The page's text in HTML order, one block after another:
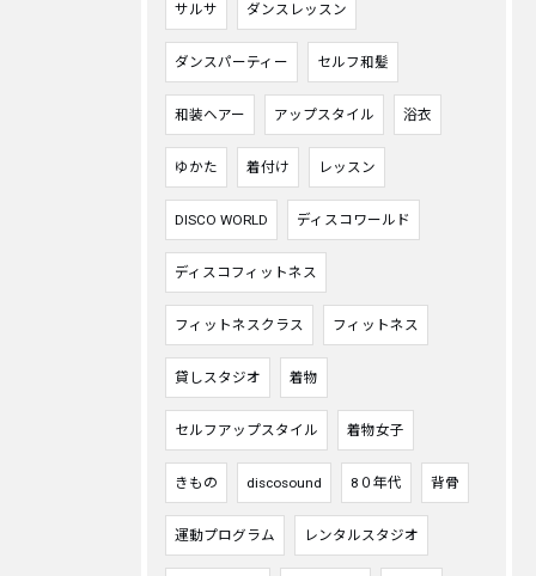
サルサ ダンスレッスン
ダンスパーティー セルフ和髪
和装ヘアー アップスタイル 浴衣
ゆかた 着付け レッスン
DISCO WORLD ディスコワールド
ディスコフィットネス
フィットネスクラス フィットネス
貸しスタジオ 着物
セルフアップスタイル 着物女子
きもの discosound 8０年代 背骨
運動プログラム レンタルスタジオ